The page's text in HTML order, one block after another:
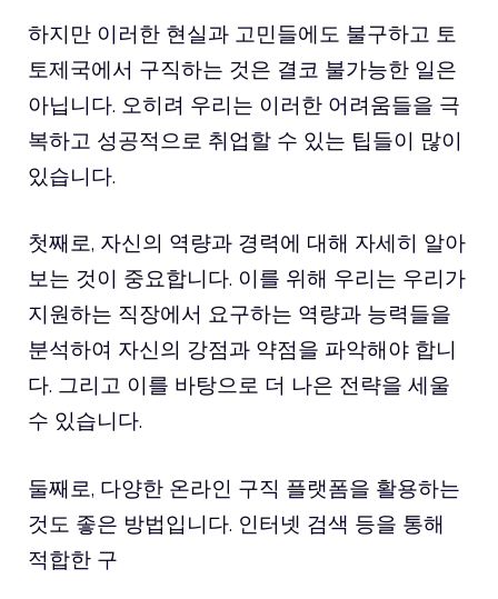
하지만 이러한 현실과 고민들에도 불구하고 토
토제국에서 구직하는 것은 결코 불가능한 일은
아닙니다. 오히려 우리는 이러한 어려움들을 극
복하고 성공적으로 취업할 수 있는 팁들이 많이
있습니다.
첫째로, 자신의 역량과 경력에 대해 자세히 알아
보는 것이 중요합니다. 이를 위해 우리는 우리가
지원하는 직장에서 요구하는 역량과 능력들을
분석하여 자신의 강점과 약점을 파악해야 합니
다. 그리고 이를 바탕으로 더 나은 전략을 세울
수 있습니다.
둘째로, 다양한 온라인 구직 플랫폼을 활용하는
것도 좋은 방법입니다. 인터넷 검색 등을 통해
적합한 구